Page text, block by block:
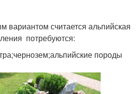
вариантом считается альпийская
потребуются:
породы